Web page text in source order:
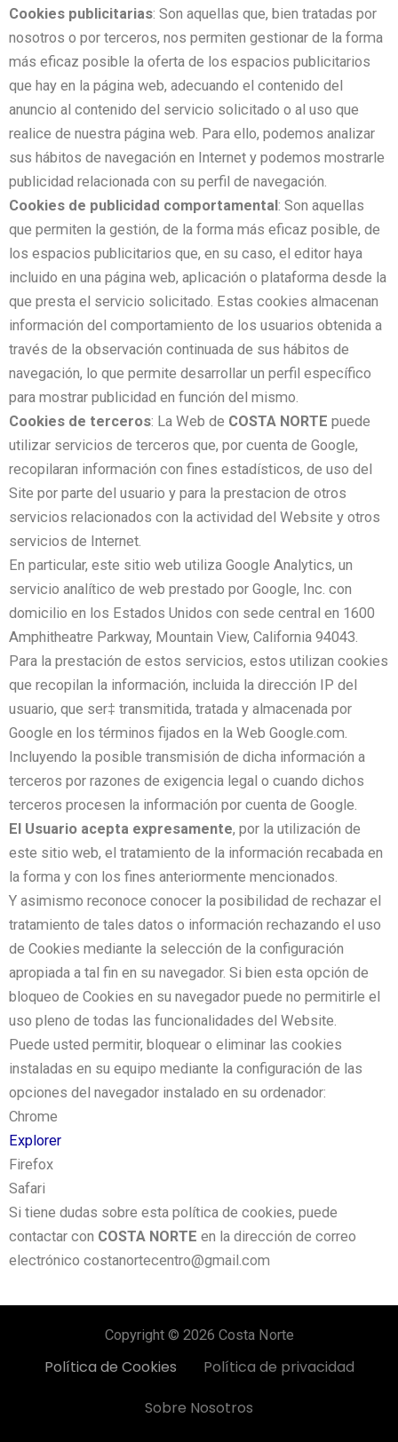
Cookies publicitarias: Son aquellas que, bien tratadas por
nosotros o por terceros, nos permiten gestionar de la forma
más eficaz posible la oferta de los espacios publicitarios
que hay en la página web, adecuando el contenido del
anuncio al contenido del servicio solicitado o al uso que
realice de nuestra página web. Para ello, podemos analizar
sus hábitos de navegación en Internet y podemos mostrarle
publicidad relacionada con su perfil de navegación.
Cookies de publicidad comportamental : Son aquellas
que permiten la gestión, de la forma más eficaz posible, de
los espacios publicitarios que, en su caso, el editor haya
incluido en una página web, aplicación o plataforma desde la
que presta el servicio solicitado. Estas cookies almacenan
información del comportamiento de los usuarios obtenida a
través de la observación continuada de sus hábitos de
navegación, lo que permite desarrollar un perfil específico
para mostrar publicidad en función del mismo.
Cookies de terceros: La Web de COSTA NORTE puede
utilizar servicios de terceros que, por cuenta de Google,
recopilaran información con fines estadísticos, de uso del
Site por parte del usuario y para la prestacion de otros
servicios relacionados con la actividad del Website y otros
servicios de Internet.
En particular, este sitio web utiliza Google Analytics, un
servicio analítico de web prestado por Google, Inc. con
domicilio en los Estados Unidos con sede central en 1600
Amphitheatre Parkway, Mountain View, California 94043.
Para la prestación de estos servicios, estos utilizan cookies
que recopilan la información, incluida la dirección IP del
usuario, que ser‡ transmitida, tratada y almacenada por
Google en los términos fijados en la Web Google.com.
Incluyendo la posible transmisión de dicha información a
terceros por razones de exigencia legal o cuando dichos
terceros procesen la información por cuenta de Google.
El Usuario acepta expresamente, por la utilización de
este sitio web, el tratamiento de la información recabada en
la forma y con los fines anteriormente mencionados.
Y asimismo reconoce conocer la posibilidad de rechazar el
tratamiento de tales datos o información rechazando el uso
de Cookies mediante la selección de la configuración
apropiada a tal fin en su navegador. Si bien esta opción de
bloqueo de Cookies en su navegador puede no permitirle el
uso pleno de todas las funcionalidades del Website.
Puede usted permitir, bloquear o eliminar las cookies
instaladas en su equipo mediante la configuración de las
opciones del navegador instalado en su ordenador:
Chrome
Explorer
Firefox
Safari
Si tiene dudas sobre esta política de cookies, puede
contactar con COSTA NORTE en la dirección de correo
electrónico costanortecentro@gmail.com
Copyright © 2026 Costa Norte
Política de Cookies
Política de privacidad
Sobre Nosotros